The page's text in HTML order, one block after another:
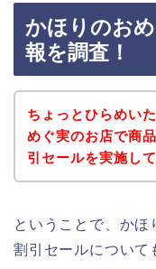
かほりのお
報を調査！
ちょっとひらめい
めぐ実のお店で商
引セールを実施し
ということで、か
割引セールについて